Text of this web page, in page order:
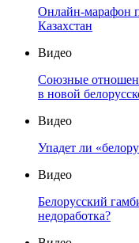
Онлайн-марафон
Казахстан
Видео
Союзные
в новой
Видео
Упадет ли
Видео
Белорусский
недоработка?